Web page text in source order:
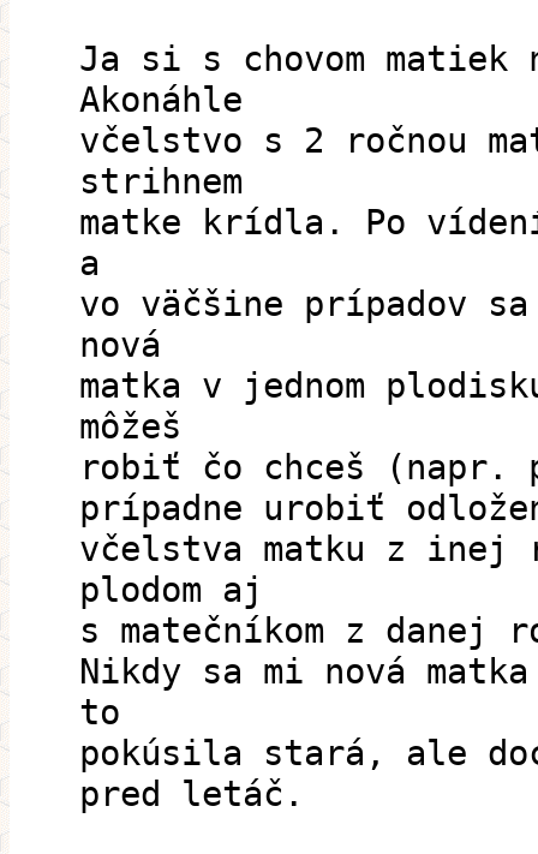
Ja si s chovom matiek
Akonáhle
včelstvo s 2 ročnou
strihnem
matke krídla. Po
a
vo väčšine prípadov
nová
matka v jednom
môžeš
robiť čo chceš
prípadne urobiť
včelstva matku z inej
plodom aj
s matečníkom z danej
Nikdy sa mi nová
to
pokúsila stará, ale
pred letáč.